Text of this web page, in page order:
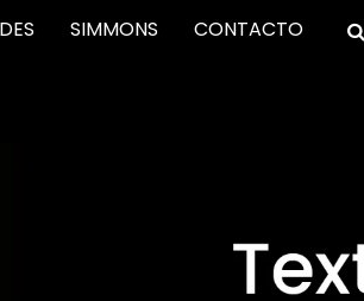
SIMMONS CONTACTO